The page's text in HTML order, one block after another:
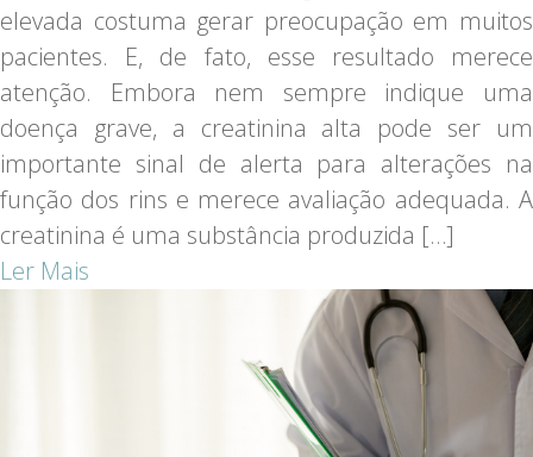
elevada costuma gerar preocupação em muitos
pacientes. E, de fato, esse resultado merece
atenção. Embora nem sempre indique uma
doença grave, a creatinina alta pode ser um
importante sinal de alerta para alterações na
função dos rins e merece avaliação adequada. A
creatinina é uma substância produzida […]
Ler Mais